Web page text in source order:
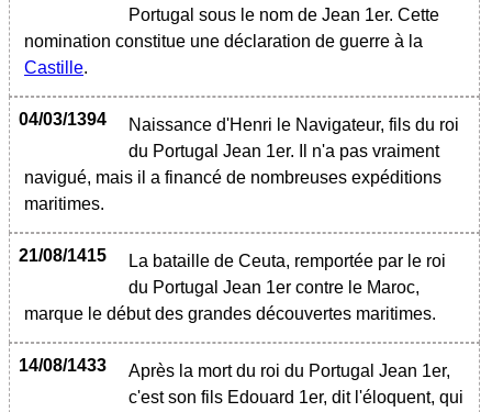
Portugal sous le nom de Jean 1er. Cette
nomination constitue une déclaration de guerre à la
Castille.
04/03/1394
Naissance d'Henri le Navigateur, fils du roi
du Portugal Jean 1er. Il n'a pas vraiment
navigué, mais il a financé de nombreuses expéditions
maritimes.
21/08/1415
La bataille de Ceuta, remportée par le roi
du Portugal Jean 1er contre le Maroc,
marque le début des grandes découvertes maritimes.
14/08/1433
Après la mort du roi du Portugal Jean 1er,
c'est son fils Edouard 1er, dit l'éloquent, qui